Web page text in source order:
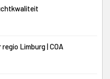
Limburg | COA